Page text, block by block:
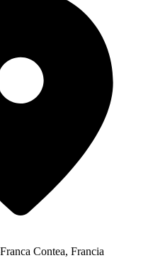
Contea, Francia